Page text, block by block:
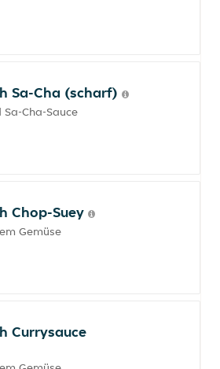
Sa-Cha (scharf)
Cha-Sauce
Chop-Suey
Gemüse
Currysauce